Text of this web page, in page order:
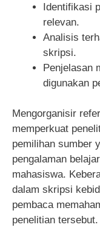
Identifikasi
relevan.
Analisis
skripsi.
Penjelasan
digunakan
Mengorganisir
memperkuat
pemilihan sumber
pengalaman
mahasiswa.
dalam skripsi
pembaca
penelitian tersebut.